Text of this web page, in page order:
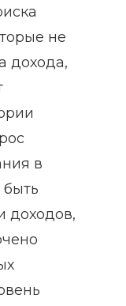
не
дохода,
в
быть
доходов,